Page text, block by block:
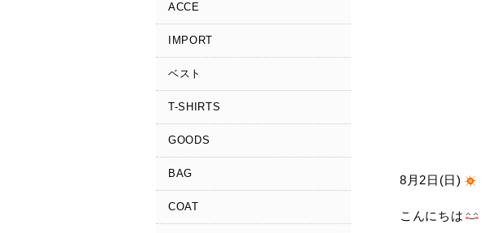
ACCE
IMPORT
ベスト
T-SHIRTS
GOODS
BAG
COAT
8月2日(日)
こんにちは